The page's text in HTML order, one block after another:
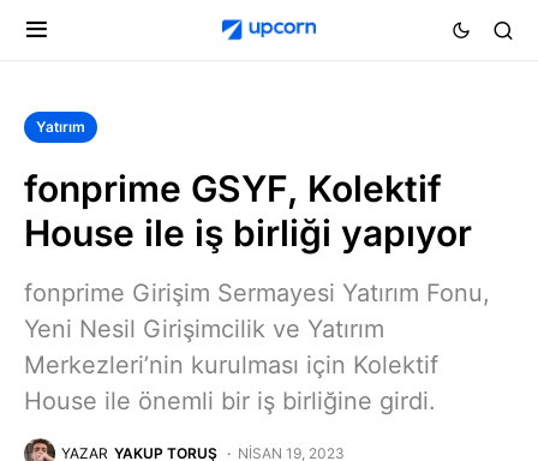
Yatırım
fonprime GSYF, Kolektif
House ile iş birliği yapıyor
fonprime Girişim Sermayesi Yatırım Fonu,
Yeni Nesil Girişimcilik ve Yatırım
Merkezleri’nin kurulması için Kolektif
House ile önemli bir iş birliğine girdi.
YAZAR YAKUP TORUŞ NISAN 19, 2023